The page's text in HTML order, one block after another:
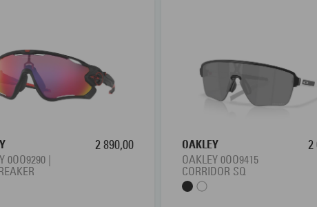
0OO9290 |
2 890,00
OAKLEY
OAKLEY 0OO9415
CORRIDOR SQ
2